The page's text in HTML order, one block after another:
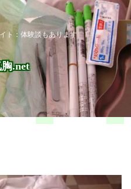
ト：体験談もあります
.net